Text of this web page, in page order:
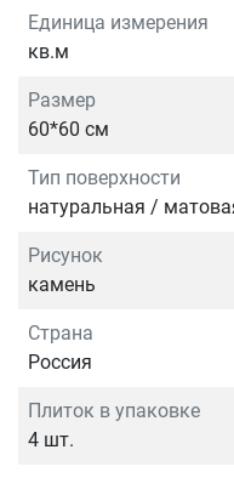
Единица измерения
кв.м
Размер
60*60 см
Тип поверхности
натуральная /
Рисунок
камень
Страна
Россия
Плиток в упаковке
4 шт.